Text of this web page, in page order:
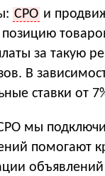
CPO и
за такую
В
ставки от
мы
помогают